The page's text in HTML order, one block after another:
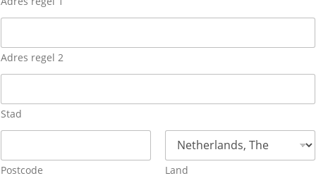
g
*
Adres regel 2
Stad
Postcode Land